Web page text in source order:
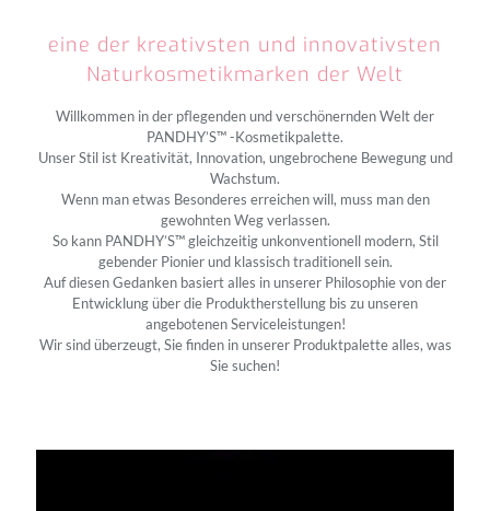
eine der kreativsten und innovativsten
Naturkosmetikmarken der Welt
Willkommen in der pﬂegenden und verschönernden Welt der
PANDHY’S™ -Kosmetikpalette.
Unser Stil ist Kreativität, Innovation, ungebrochene Bewegung und
Wachstum.
Wenn man etwas Besonderes erreichen will, muss man den
gewohnten Weg verlassen.
So kann PANDHY’S™ gleichzeitig unkonventionell modern, Stil
gebender Pionier und klassisch traditionell sein.
Auf diesen Gedanken basiert alles in unserer Philosophie von der
Entwicklung über die Produktherstellung bis zu unseren
angebotenen Serviceleistungen!
Wir sind überzeugt, Sie finden in unserer Produktpalette alles, was
Sie suchen!